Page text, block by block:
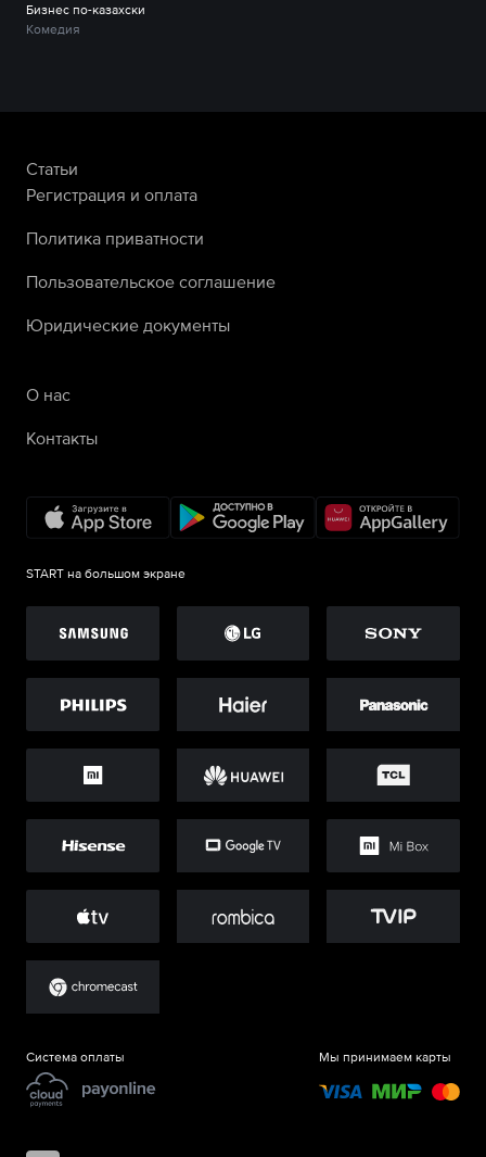
Бизнес по-казахски
Комедия
Статьи
Регистрация и оплата
Политика приватности
Пользовательское соглашение
Юридические документы
О нас
Контакты
START на большом экране
Система оплаты Мы принимаем карты